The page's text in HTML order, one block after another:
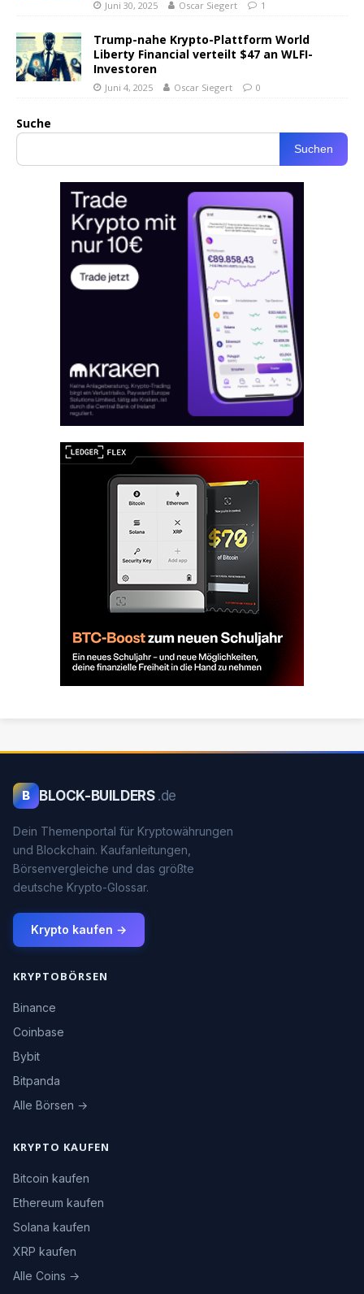
Juni 30, 2025 Oscar Siegert 1
Trump-nahe Krypto-Plattform World
Liberty Financial verteilt $47 an WLFI-
Investoren
Juni 4, 2025 Oscar Siegert 0
Suche
Suchen
B BLOCK-BUILDERS .de
Dein Themenportal für Kryptowährungen
und Blockchain. Kaufanleitungen,
Börsenvergleiche und das größte
deutsche Krypto-Glossar.
Krypto kaufen →
KRYPTOBÖRSEN
Binance
Coinbase
Bybit
Bitpanda
Alle Börsen →
KRYPTO KAUFEN
Bitcoin kaufen
Ethereum kaufen
Solana kaufen
XRP kaufen
Alle Coins →